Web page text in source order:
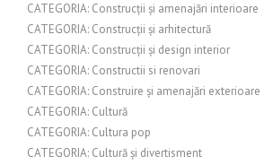
CATEGORIA: Construcții și amenajări interioare
CATEGORIA: Construcții și arhitectură
CATEGORIA: Construcții și design interior
CATEGORIA: Constructii si renovari
CATEGORIA: Construire și amenajări exterioare
CATEGORIA: Cultură
CATEGORIA: Cultura pop
CATEGORIA: Cultură și divertisment